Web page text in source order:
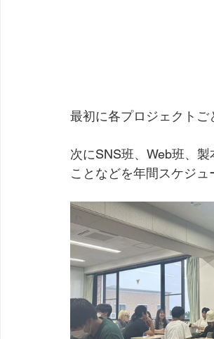
最初に各プロジェクト
次にSNS班、Web班、
ことなどを年間スケジ